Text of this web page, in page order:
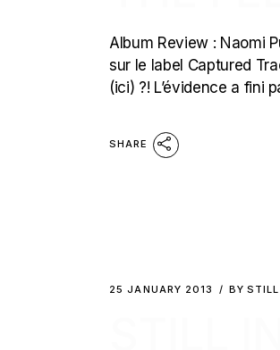
Album Review : Naomi
sur le label Captured
(ici) ?! L’évidence a fini
SHARE
25 JANUARY 2013 BY